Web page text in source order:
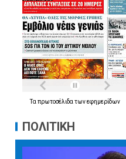
Τα πρωτοσέλιδα τωνεφημερίδων
ΠΟΛΙΤΙΚΗ